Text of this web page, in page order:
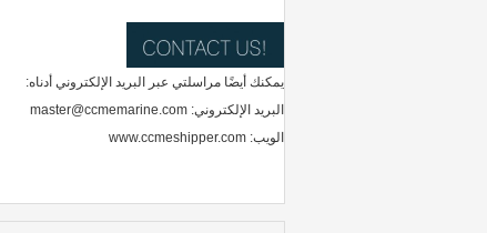
يمكنك أيضًا مراسلتي عبر البريد الإلكتروني أدناه:
البريد الإلكتروني: master@ccmemarine.com
الويب: www.ccmeshipper.com